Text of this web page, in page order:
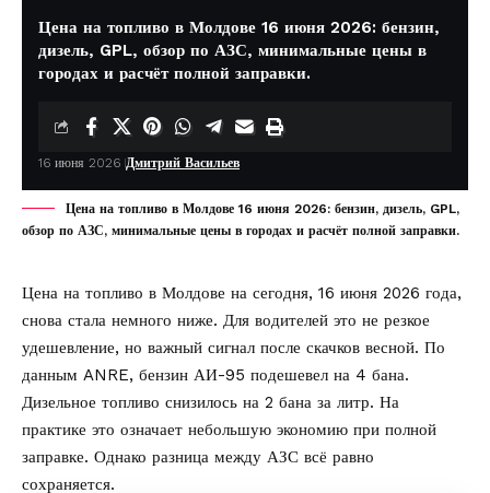
Цена на топливо в Молдове 16 июня 2026: бензин,
дизель, GPL, обзор по АЗС, минимальные цены в
городах и расчёт полной заправки.
16 июня 2026 Дмитрий Васильев
Цена на топливо в Молдове 16 июня 2026: бензин, дизель, GPL,
обзор по АЗС, минимальные цены в городах и расчёт полной заправки.
Цена на топливо в Молдове на сегодня, 16 июня 2026 года,
снова стала немного ниже. Для водителей это не резкое
удешевление, но важный сигнал после скачков весной. По
данным ANRE, бензин АИ-95 подешевел на 4 бана.
Дизельное топливо снизилось на 2 бана за литр. На
практике это означает небольшую экономию при полной
заправке. Однако разница между АЗС всё равно
сохраняется.